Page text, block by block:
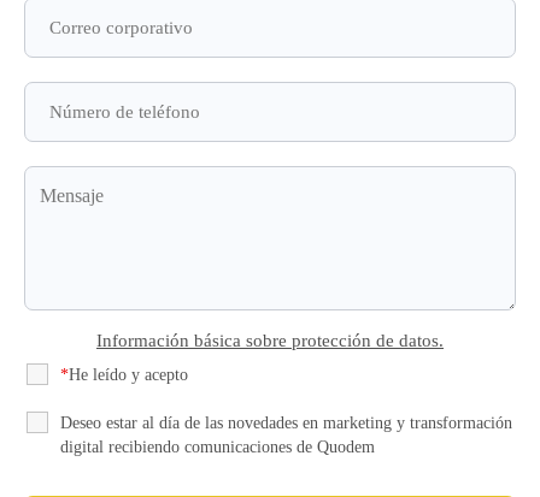
Información básica sobre protección de datos.
He leído y acepto
*
Deseo estar al día de las novedades en marketing y transformación
digital recibiendo comunicaciones de Quodem